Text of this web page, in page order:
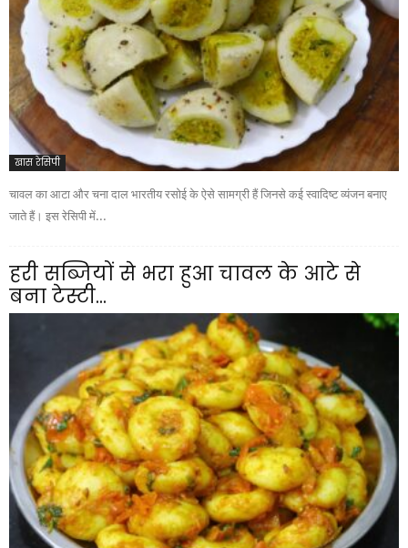
खास रेसिपी
चावल का आटा और चना दाल भारतीय रसोई के ऐसे सामग्री हैं जिनसे कई स्वादिष्ट व्यंजन बनाए
जाते हैं। इस रेसिपी में...
हरी सब्जियों से भरा हुआ चावल के आटे से
बना टेस्टी...